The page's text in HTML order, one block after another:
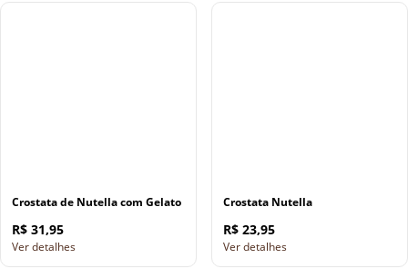
Crostata de Nutella com Gelato
R$ 31,95
Ver detalhes
Crostata Nutella
R$ 23,95
Ver detalhes